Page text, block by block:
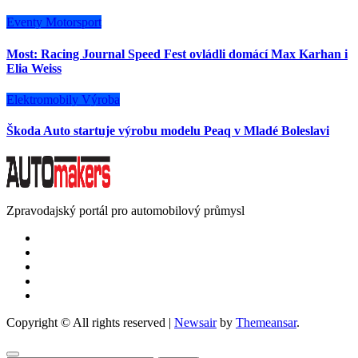
Eventy Motorsport
Most: Racing Journal Speed Fest ovládli domácí Max Karhan i
Elia Weiss
Elektromobily Výroba
Škoda Auto startuje výrobu modelu Peaq v Mladé Boleslavi
Zpravodajský portál pro automobilový průmysl
Copyright © All rights reserved | Newsairby Themeansar.